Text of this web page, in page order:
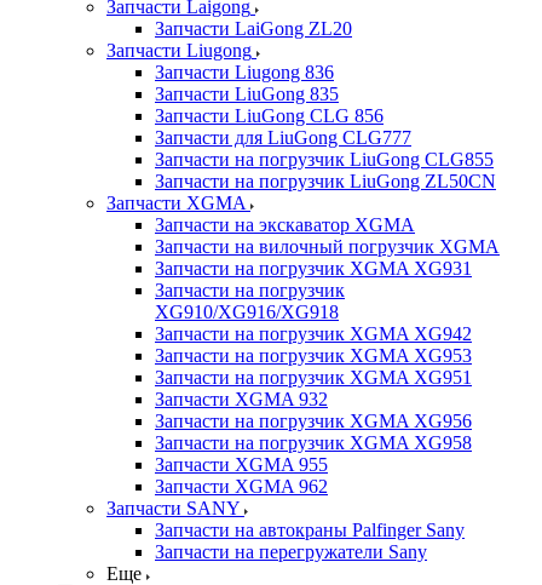
Запчасти Laigong
Запчасти LaiGong ZL20
Запчасти Liugong
Запчасти Liugong 836
Запчасти LiuGong 835
Запчасти LiuGong CLG 856
Запчасти для LiuGong CLG777
Запчасти на погрузчик LiuGong CLG855
Запчасти на погрузчик LiuGong ZL50CN
Запчасти XGMA
Запчасти на экскаватор XGMA
Запчасти на вилочный погрузчик XGMA
Запчасти на погрузчик XGMA XG931
Запчасти на погрузчик
XG910/XG916/XG918
Запчасти на погрузчик XGMA XG942
Запчасти на погрузчик XGMA XG953
Запчасти на погрузчик XGMA XG951
Запчасти XGMA 932
Запчасти на погрузчик XGMA XG956
Запчасти на погрузчик XGMA XG958
Запчасти XGMA 955
Запчасти XGMA 962
Запчасти SANY
Запчасти на автокраны Palfinger Sany
Запчасти на перегружатели Sany
Еще